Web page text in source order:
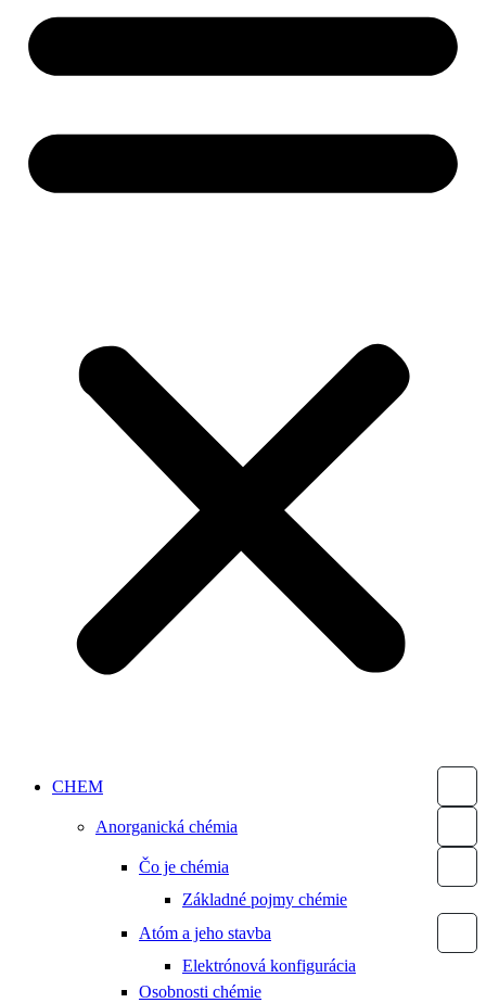
CHEM
Anorganická chémia
Čo je chémia
Základné pojmy chémie
Atóm a jeho stavba
Elektrónová konfigurácia
Osobnosti chémie